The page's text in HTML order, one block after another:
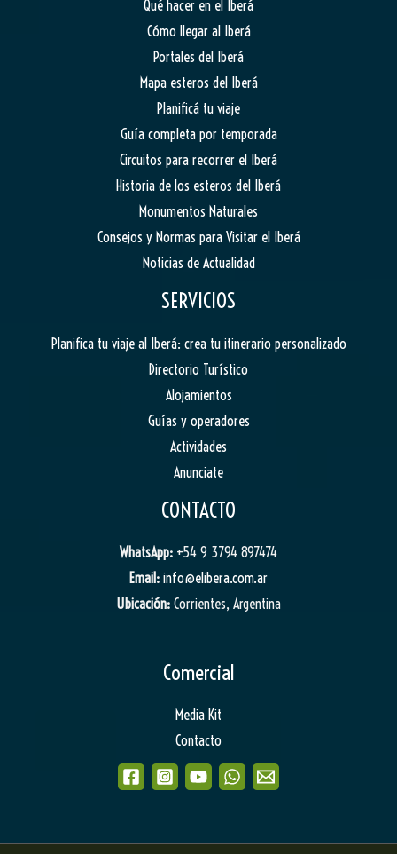
Qué hacer en el Iberá
Cómo llegar al Iberá
Portales del Iberá
Mapa esteros del Iberá
Planificá tu viaje
Guía completa por temporada
Circuitos para recorrer el Iberá
Historia de los esteros del Iberá
Monumentos Naturales
Consejos y Normas para Visitar el Iberá
Noticias de Actualidad
SERVICIOS
Planifica tu viaje al Iberá: crea tu itinerario personalizado
Directorio Turístico
Alojamientos
Guías y operadores
Actividades
Anunciate
CONTACTO
WhatsApp: +54 9 3794 897474
Email: info@elibera.com.ar
Ubicación: Corrientes, Argentina
Comercial
Media Kit
Contacto